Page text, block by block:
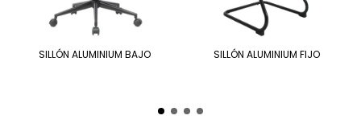
SILLÓN ALUMINIUM BAJO SILLÓN ALUMINIUM FIJO